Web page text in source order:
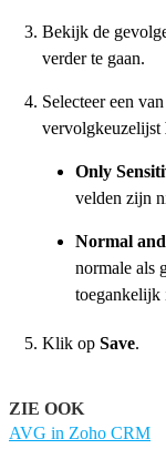
Bekijk de
verder te gaan.
Selecteer een
vervolgkeuzelijst
Only
velden zijn
Normal
normale als
toegankelijk
Klik op Save.
ZIE OOK
AVG in Zoho CRM